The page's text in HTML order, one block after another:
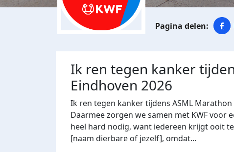
Ik ren tegen kanker
Eindhoven 2026
Ik ren tegen kanker tijdens ASML
Daarmee zorgen we samen met KWF voor
heel hard nodig, want iedereen krijgt ooit
[naam dierbare of jezelf], omdat...